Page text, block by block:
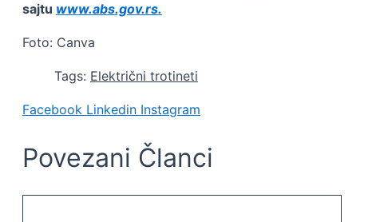
sajtu www.abs.gov.rs.
Foto: Canva
Tags: Električni trotineti
Facebook Linkedin Instagram
Povezani Članci